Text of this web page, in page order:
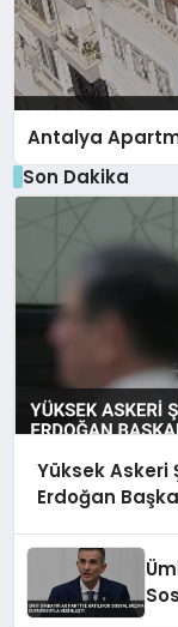
Antalya
Son Dakika
Yüksek Askeri
Erdoğan